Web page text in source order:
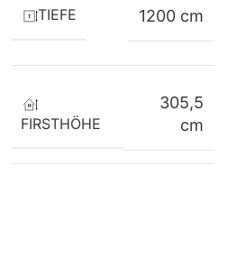
TIEFE 1200 cm
FIRSTHÖHE
305,5
cm